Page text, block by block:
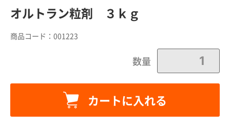
オルトラン粒剤 ３ｋｇ
商品コード： 001223
数量
カートに入れる